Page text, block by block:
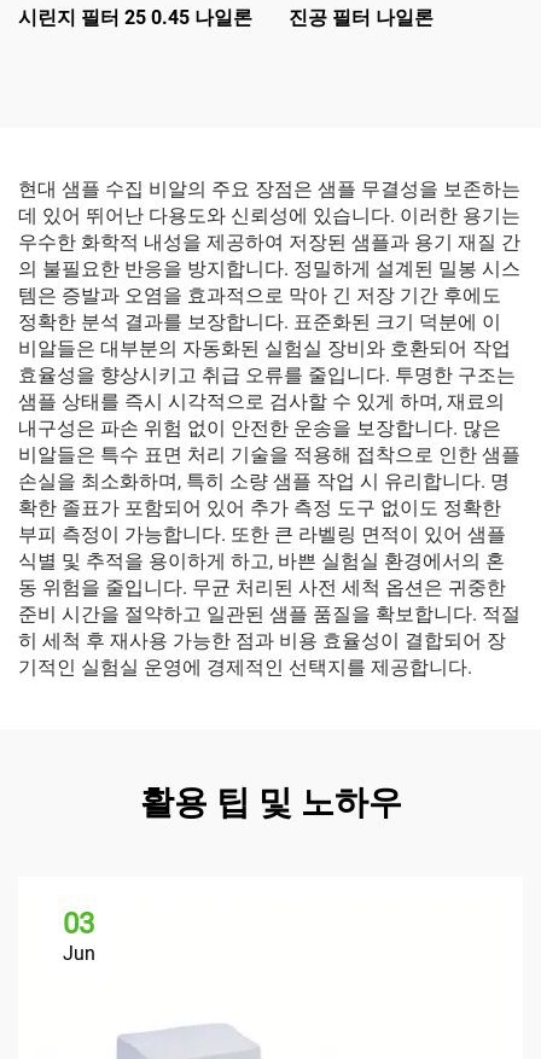
시린지 필터 25 0.45 나일론 진공 필터 나일론
현대 샘플 수집 비알의 주요 장점은 샘플 무결성을 보존하는
데 있어 뛰어난 다용도와 신뢰성에 있습니다. 이러한 용기는
우수한 화학적 내성을 제공하여 저장된 샘플과 용기 재질 간
의 불필요한 반응을 방지합니다. 정밀하게 설계된 밀봉 시스
템은 증발과 오염을 효과적으로 막아 긴 저장 기간 후에도
정확한 분석 결과를 보장합니다. 표준화된 크기 덕분에 이
비알들은 대부분의 자동화된 실험실 장비와 호환되어 작업
효율성을 향상시키고 취급 오류를 줄입니다. 투명한 구조는
샘플 상태를 즉시 시각적으로 검사할 수 있게 하며, 재료의
내구성은 파손 위험 없이 안전한 운송을 보장합니다. 많은
비알들은 특수 표면 처리 기술을 적용해 접착으로 인한 샘플
손실을 최소화하며, 특히 소량 샘플 작업 시 유리합니다. 명
확한 졸표가 포함되어 있어 추가 측정 도구 없이도 정확한
부피 측정이 가능합니다. 또한 큰 라벨링 면적이 있어 샘플
식별 및 추적을 용이하게 하고, 바쁜 실험실 환경에서의 혼
동 위험을 줄입니다. 무균 처리된 사전 세척 옵션은 귀중한
준비 시간을 절약하고 일관된 샘플 품질을 확보합니다. 적절
히 세척 후 재사용 가능한 점과 비용 효율성이 결합되어 장
기적인 실험실 운영에 경제적인 선택지를 제공합니다.
활용 팁 및 노하우
03
Jun